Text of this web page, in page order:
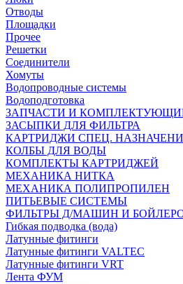
Отводы
Площадки
Прочее
Решетки
Соединители
Хомуты
Водопроводные системы
Водоподготовка
ЗАПЧАСТИ И
ЗАСЫПКИ ДЛЯ ФИЛЬТРА
КАРТРИДЖИ СПЕЦ.
КОЛБЫ ДЛЯ ВОДЫ
КОМПЛЕКТЫ КАРТРИДЖЕЙ
МЕХАНИКА НИТКА
МЕХАНИКА ПОЛИПРОПИЛЕН
ПИТЬЕВЫЕ СИСТЕМЫ
ФИЛЬТРЫ Д/МАШИН И
Гибкая подводка (вода)
Латунные фитинги
Латунные фитинги VALTEC
Латунные фитинги VRT
Лента ФУМ